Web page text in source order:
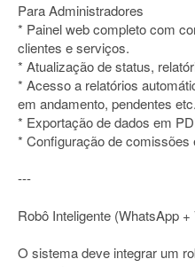
Para Administradores
* Painel web completo com
clientes e serviços.
* Atualização de status,
* Acesso a relatórios
em andamento, pendentes
* Exportação de dados em
* Configuração de comissões
---
Robô Inteligente (WhatsApp
O sistema deve integrar um